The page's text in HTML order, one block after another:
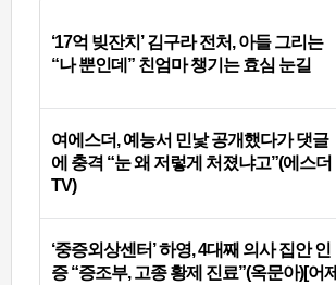
‘17억 빚잔치’ 김구라 전처, 아들 그리는
“나 뿐인데” 친엄마 챙기는 효심 눈길
여에스더, 예능서 민낯 공개했다가 댓글
에 충격 “눈 왜 저렇게 처졌냐고”(에스더
TV)
‘중증외상센터’ 하영, 4대째 의사 집안 인
증 “증조부, 고종 황제 진료”(옥문아)[어제